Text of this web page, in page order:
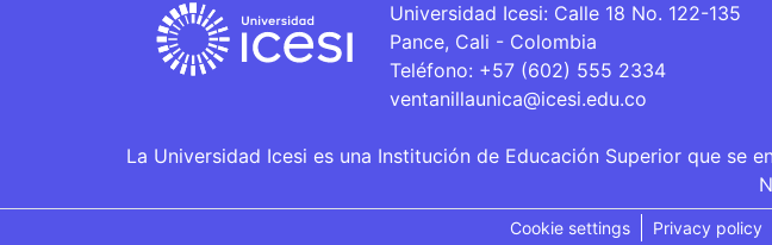
Universidad Icesi: Calle 18 No. 122-135
Pance, Cali - Colombia
Teléfono: +57 (602) 555 2334
ventanillaunica@icesi.edu.co
La Universidad Icesi es una Institución de Educación Superior que se
Cookie settings Privacy policy